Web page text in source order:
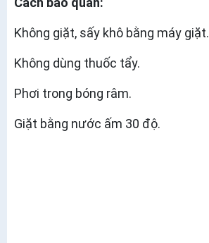
Không giặt, sấy khô bằng máy giặt.
Không dùng thuốc tẩy.
Phơi trong bóng râm.
Giặt bằng nước ấm 30 độ.